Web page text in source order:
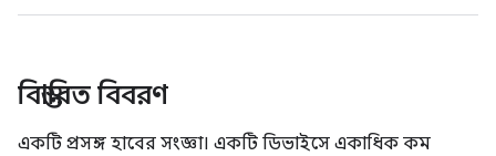
বিস্তারিত বিবরণ
একটি প্রসঙ্গ হাবের সংজ্ঞা। একটি ডিভাইসে একাধিক কম